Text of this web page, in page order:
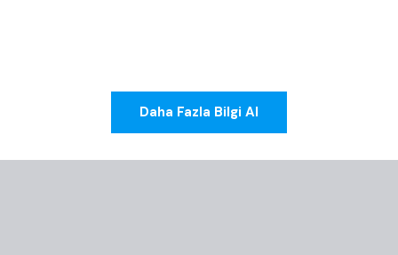
Daha Fazla Bilgi Al